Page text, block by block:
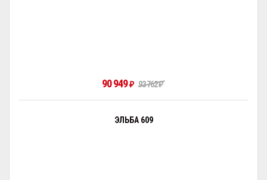
90 949 ₽ 93 762₽
ЭЛЬБА 609